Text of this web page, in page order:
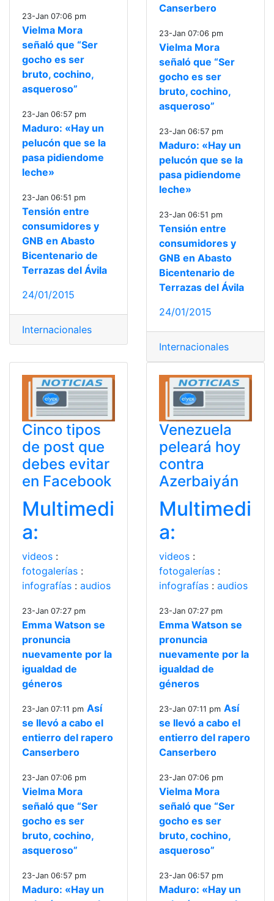
23-Jan 07:06 pm
Vielma Mora
señaló que “Ser
gocho es ser
bruto, cochino,
asqueroso”
23-Jan 06:57 pm
Maduro: «Hay un
pelucón que se la
pasa pidiendome
leche»
23-Jan 06:51 pm
Tensión entre
consumidores y
GNB en Abasto
Bicentenario de
Terrazas del Ávila
24/01/2015
Internacionales
Canserbero
23-Jan 07:06 pm
Vielma Mora
señaló que “Ser
gocho es ser
bruto, cochino,
asqueroso”
23-Jan 06:57 pm
Maduro: «Hay un
pelucón que se la
pasa pidiendome
leche»
23-Jan 06:51 pm
Tensión entre
consumidores y
GNB en Abasto
Bicentenario de
Terrazas del Ávila
24/01/2015
Internacionales
Cinco tipos
de post que
debes evitar
en Facebook
Multimedi
a:
videos :
fotogalerías :
infografías : audios
23-Jan 07:27 pm
Emma Watson se
pronuncia
nuevamente por la
igualdad de
géneros
23-Jan 07:11 pm Así
se llevó a cabo el
entierro del rapero
Canserbero
23-Jan 07:06 pm
Vielma Mora
señaló que “Ser
gocho es ser
bruto, cochino,
asqueroso”
23-Jan 06:57 pm
Maduro: «Hay un
Venezuela
peleará hoy
contra
Azerbaiyán
Multimedi
a:
videos :
fotogalerías :
infografías : audios
23-Jan 07:27 pm
Emma Watson se
pronuncia
nuevamente por la
igualdad de
géneros
23-Jan 07:11 pm Así
se llevó a cabo el
entierro del rapero
Canserbero
23-Jan 07:06 pm
Vielma Mora
señaló que “Ser
gocho es ser
bruto, cochino,
asqueroso”
23-Jan 06:57 pm
Maduro: «Hay un